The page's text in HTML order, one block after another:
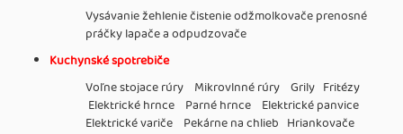
Vysávanie žehlenie čistenie odžmolkovače prenosné
práčky lapače a odpudzovače
Kuchynské spotrebiče
Voľne stojace rúry Mikrovlnné rúry Grily Fritézy
Elektrické hrnce Parné hrnce Elektrické panvice
Elektrické variče Pekárne na chlieb Hriankovače